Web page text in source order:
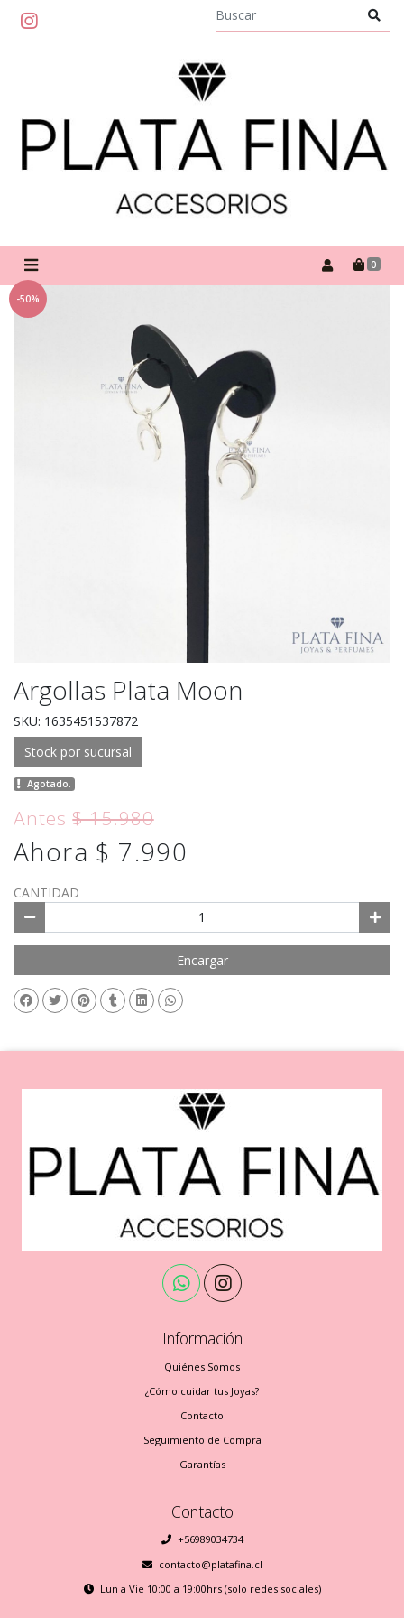
0
-50%
Argollas Plata Moon
SKU: 1635451537872
Stock por sucursal
Agotado.
Antes$ 15.980
Ahora $ 7.990
CANTIDAD
Encargar
Información
Quiénes Somos
¿Cómo cuidar tus Joyas?
Contacto
Seguimiento de Compra
Garantías
Contacto
+56989034734
contacto@platafina.cl
Lun a Vie 10:00 a 19:00hrs (solo redes sociales)